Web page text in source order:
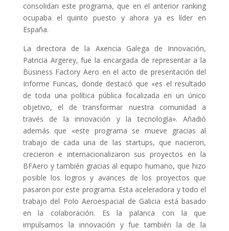
consolidan este programa, que en el anterior ranking
ocupaba el quinto puesto y ahora ya es líder en
España.
La directora de la Axencia Galega de Innovación,
Patricia Argerey, fue la encargada de representar a la
Business Factory Aero en el acto de presentación del
Informe Funcas, donde destacó que «es el resultado
de toda una política pública focalizada en un único
objetivo, el de transformar nuestra comunidad a
través de la innovación y la tecnología». Añadió
además que «este programa se mueve gracias al
trabajo de cada una de las startups, que nacieron,
crecieron e internacionalizaron sus proyectos en la
BFAero y también gracias al equipo humano, que hizo
posible los logros y avances de los proyectos que
pasaron por este programa. Esta aceleradora y todo el
trabajo del Polo Aeroespacial de Galicia está basado
en la colaboración. Es la palanca con la que
impulsamos la innovación y fue también la de la